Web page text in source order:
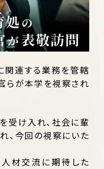
連する業務を管轄
らが本学を視察され
受け入れ、社会に輩
、今回の視察にいた
材交流に期待した